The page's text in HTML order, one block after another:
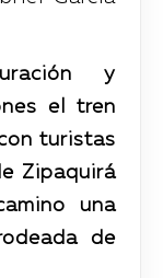
y
el tren
turistas
Zipaquirá
una
de